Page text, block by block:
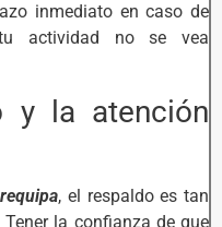
inmediato en caso de
actividad no se vea
y la atención
, el respaldo es tan
la confianza de que